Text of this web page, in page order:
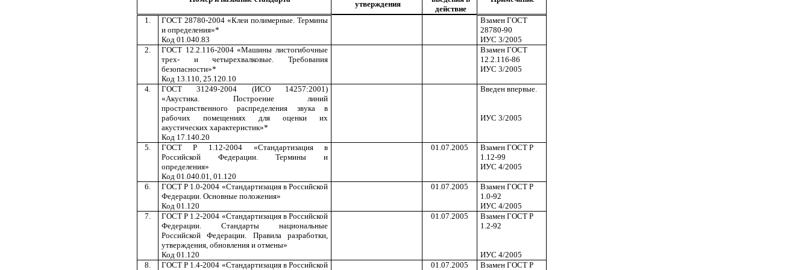
утверждения
действие
1.
ГОСТ 28780-2004 «Клеи полимерные. Термины
и определения»*
Код 01.040.83
Взамен ГОСТ
28780-90
ИУС 3/2005
2.
ГОСТ 12.2.116-2004 «Машины листогибочные
трех- и четырехвалковые. Требования
безопасности»*
Код 13.110, 25.120.10
Взамен ГОСТ
12.2.116-86
ИУС 3/2005
4.
ГОСТ 31249-2004 (ИСО 14257:2001)
«Акустика. Построение линий
пространственного распределения звука в
рабочих помещениях для оценки их
акустических характеристик»*
Код 17.140.20
Введен впервые.
ИУС 3/2005
5.
ГОСТ Р 1.12-2004 «Стандартизация в
Российской Федерации. Термины и
определения»
Код 01.040.01, 01.120
01.07.2005
Взамен ГОСТ Р
1.12-99
ИУС 4/2005
6.
ГОСТ Р 1.0-2004 «Стандартизация в Российской
Федерации. Основные положения»
Код 01.120
01.07.2005
Взамен ГОСТ Р
1.0-92
ИУС 4/2005
7.
ГОСТ Р 1.2-2004 «Стандартизация в Российской
Федерации. Стандарты национальные
Российской Федерации. Правила разработки,
утверждения, обновления и отмены»
Код 01.120
01.07.2005
Взамен ГОСТ Р
1.2-92
ИУС 4/2005
8.
ГОСТ Р 1.4-2004 «Стандартизация в Российской
01.07.2005
Взамен ГОСТ Р